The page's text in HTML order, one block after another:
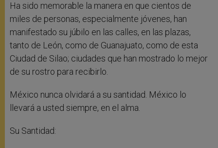
Ha sido memorable la manera en que cientos de
miles de personas, especialmente jóvenes, han
manifestado su júbilo en las calles, en las plazas,
tanto de León, como de Guanajuato, como de esta
Ciudad de Silao; ciudades que han mostrado lo mejor
de su rostro para recibirlo.
México nunca olvidará a su santidad. México lo
llevará a usted siempre, en el alma.
Su Santidad: